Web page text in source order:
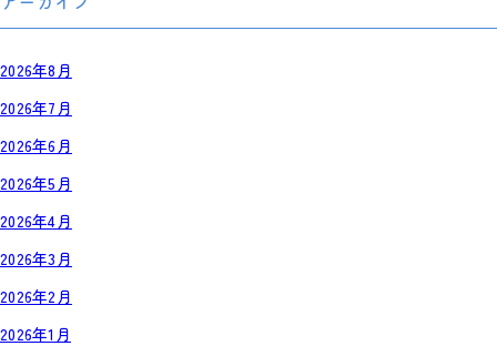
2026年8月
2026年7月
2026年6月
2026年5月
2026年4月
2026年3月
2026年2月
2026年1月